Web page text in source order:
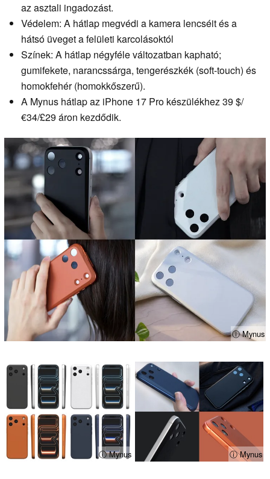
az asztali ingadozást.
Védelem: A hátlap megvédi a kamera lencséit és a
hátsó üveget a felületi karcolásoktól
Színek: A hátlap négyféle változatban kapható;
gumifekete, narancssárga, tengerészkék (soft-touch) és
homokfehér (homokkőszerű).
A Mynus hátlap az iPhone 17 Pro készülékhez 39 $/
€34/£29 áron kezdődik.
ⓘ Mynus
ⓘ Mynus ⓘ Mynus